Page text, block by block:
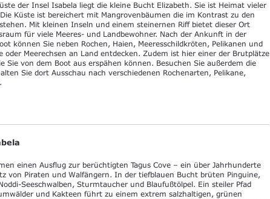
der Insel Isabela liegt die kleine Bucht Elizabeth. Sie ist Heimat vieler
Küste ist bereichert mit Mangrovenbäumen die im Kontrast zu den
Mit kleinen Inseln und einem steinernen Riff bietet dieser Ort
für viele Meeres- und Landbewohner. Nach der Ankunft in der
können Sie neben Rochen, Haien, Meeresschildkröten, Pelikanen und
oder Meerechsen an Land entdecken. Zudem ist hier einer der Brutplätze
Sie von dem Boot aus erspähen können. Besuchen Sie außerdem die
Sie dort Ausschau nach verschiedenen Rochenarten, Pelikane,
einen Ausflug zur berüchtigten Tagus Cove – ein über Jahrhunderte
von Piraten und Walfängern. In der tiefblauen Bucht brüten Pinguine,
Seeschwalben, Sturmtaucher und Blaufußtölpel. Ein steiler Pfad
und Kakteen führt zu einem extrem salzhaltigen, grünen